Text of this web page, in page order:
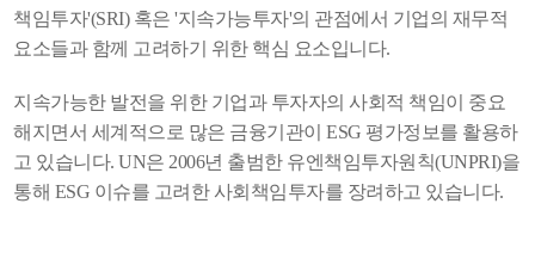
책임투자'(SRI) 혹은 '지속가능투자'의 관점에서 기업의 재무적
요소들과 함께 고려하기 위한 핵심 요소입니다.
지속가능한 발전을 위한 기업과 투자자의 사회적 책임이 중요
해지면서 세계적으로 많은 금융기관이 ESG 평가정보를 활용하
고 있습니다. UN은 2006년 출범한 유엔책임투자원칙(UNPRI)을
통해 ESG 이슈를 고려한 사회책임투자를 장려하고 있습니다.